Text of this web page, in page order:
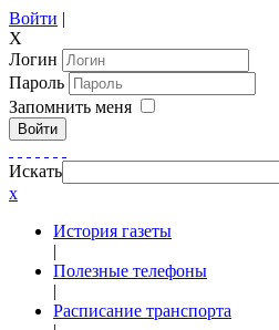
Войти |
X
Логин
Пароль
Запомнить меня
Войти
Искать
x
История газеты
|
Полезные телефоны
|
Расписание транспорта